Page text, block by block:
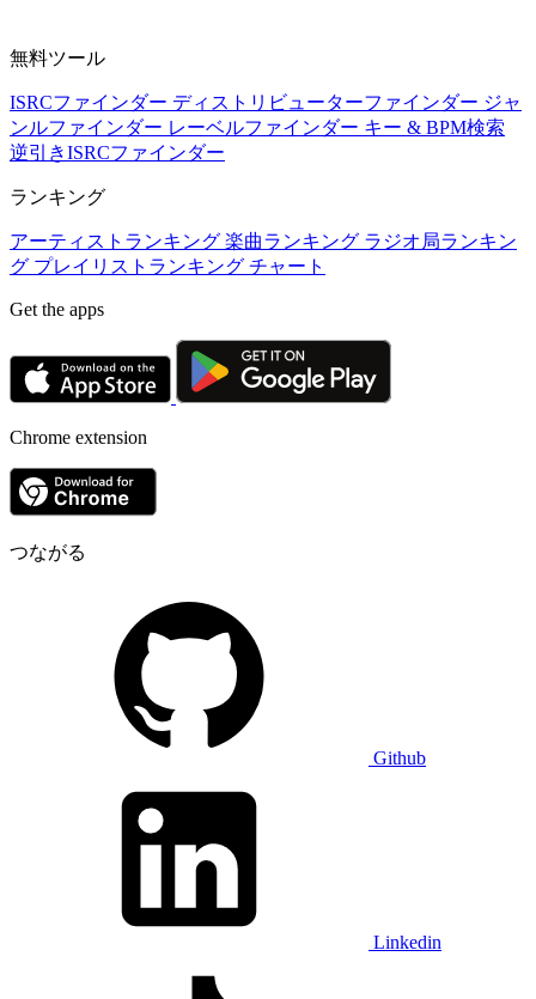
無料ツール
ISRCファインダー ディストリビューターファインダー ジャ
ンルファインダー レーベルファインダー キー & BPM検索
逆引きISRCファインダー
ランキング
アーティストランキング 楽曲ランキング ラジオ局ランキン
グ プレイリストランキング チャート
Get the apps
Chrome extension
つながる
Github
Linkedin